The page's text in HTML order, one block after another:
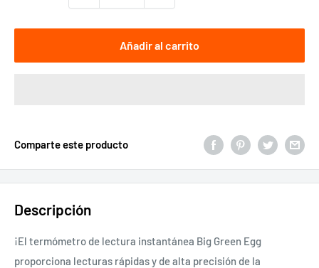
Añadir al carrito
Comparte este producto
Descripción
¡El termómetro de lectura instantánea Big Green Egg
proporciona lecturas rápidas y de alta precisión de la